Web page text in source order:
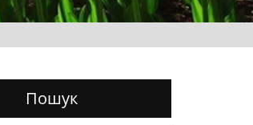
Пошук